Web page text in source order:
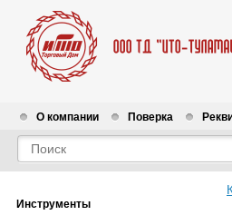
О компании Поверка
Инструменты